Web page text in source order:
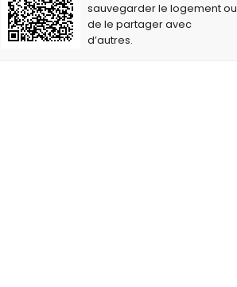
sauvegarder le logement ou
de le partager avec
d’autres.